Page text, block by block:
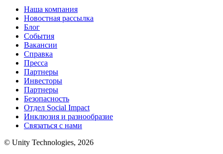
Наша компания
Новостная рассылка
Блог
События
Вакансии
Справка
Пресса
Партнеры
Инвесторы
Партнеры
Безопасность
Отдел Social Impact
Инклюзия и разнообразие
Связаться с нами
© Unity Technologies, 2026